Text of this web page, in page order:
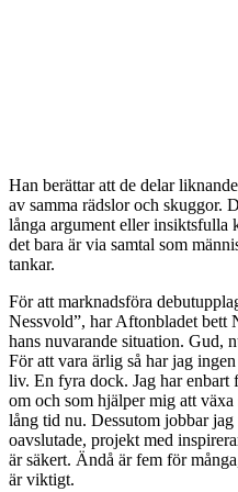
Han berättar att de delar
av samma rädslor och skuggor.
långa argument eller insiktsfulla
det bara är via samtal som
tankar.
För att marknadsföra
Nessvold”, har Aftonbladet bett
hans nuvarande situation. Gud,
För att vara ärlig så har jag
liv. En fyra dock. Jag har enbart
om och som hjälper mig att växa
lång tid nu. Dessutom jobbar jag
oavslutade, projekt med
är säkert. Ändå är fem för
är viktigt.